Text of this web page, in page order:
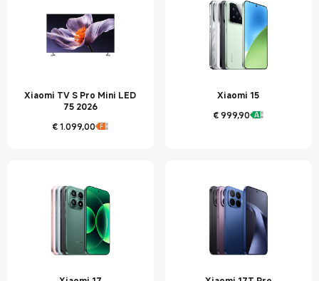
Xiaomi TV S Pro Mini LED
75 2026
€1.099,00Current Price € 1099
Xiaomi 15
€999,90Current Price € 999.9